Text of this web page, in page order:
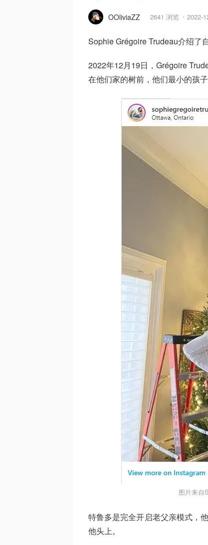
OOliviaZZ 2641 浏览 2022-
Sophie Grégoire Trudeau介绍了
2022年12月19日，Grégoire
在他们家的树前，他们最小的孩
图片来自
特鲁多是完全开启老父亲模式，
他头上。